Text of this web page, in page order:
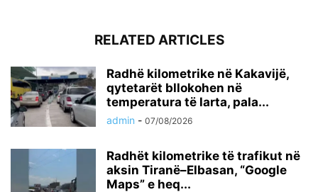
RELATED ARTICLES
Radhë kilometrike në Kakavijë,
qytetarët bllokohen në
temperatura të larta, pala...
admin - 07/08/2026
Radhët kilometrike të trafikut në
aksin Tiranë–Elbasan, “Google
Maps” e heq...